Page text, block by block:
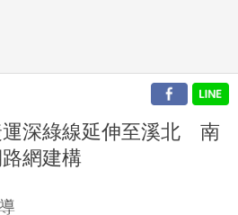
運深綠線延伸至溪北 南
網建構